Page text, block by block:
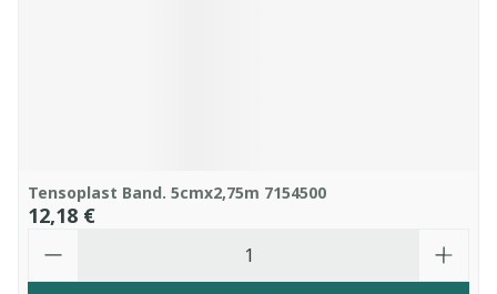
Tensoplast Band. 5cmx2,75m 7154500
12,18 €